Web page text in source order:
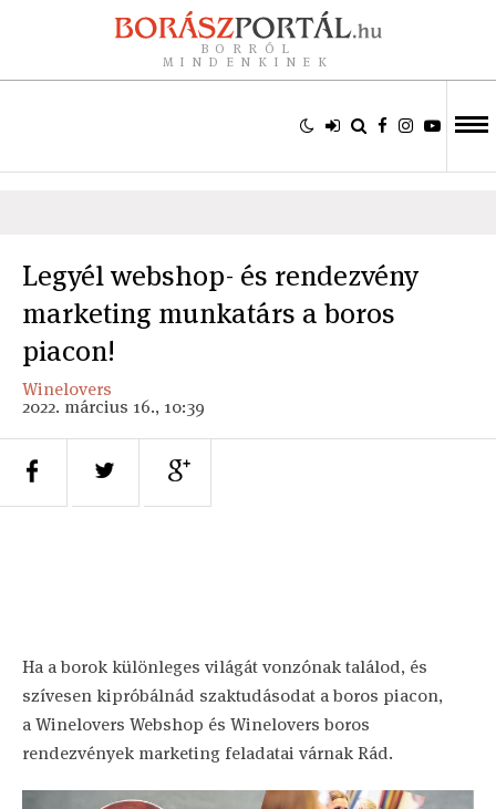
BORRÓL
MINDENKINEK
Legyél webshop- és rendezvény
marketing munkatárs a boros
piacon!
Winelovers
2022. március 16., 10:39
Ha a borok különleges világát vonzónak találod, és
szívesen kipróbálnád szaktudásodat a boros piacon,
a Winelovers Webshop és Winelovers boros
rendezvények marketing feladatai várnak Rád.